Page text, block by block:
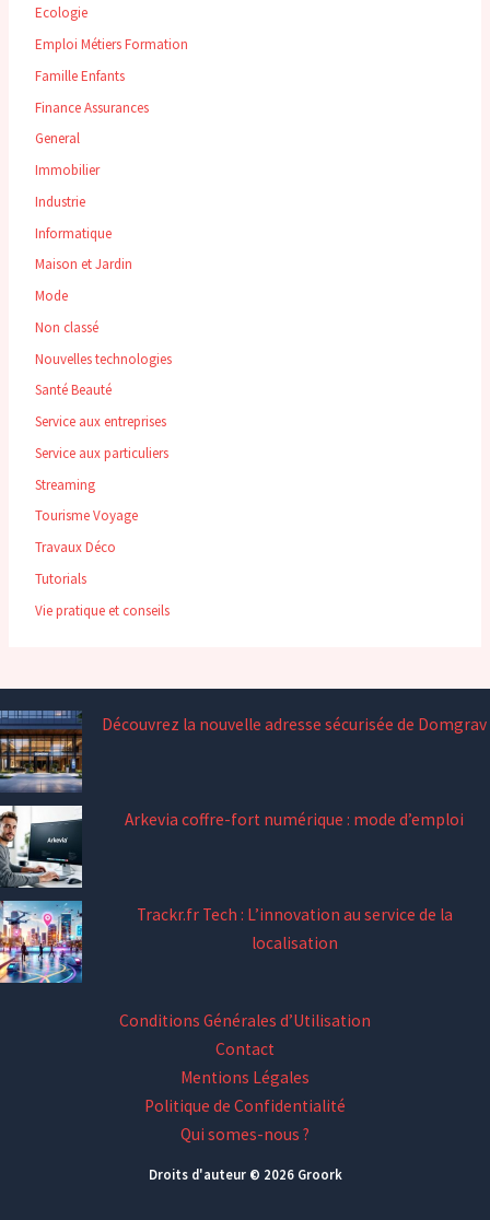
Ecologie
Emploi Métiers Formation
Famille Enfants
Finance Assurances
General
Immobilier
Industrie
Informatique
Maison et Jardin
Mode
Non classé
Nouvelles technologies
Santé Beauté
Service aux entreprises
Service aux particuliers
Streaming
Tourisme Voyage
Travaux Déco
Tutorials
Vie pratique et conseils
Découvrez la nouvelle adresse sécurisée de Domgrav
Arkevia coffre-fort numérique : mode d’emploi
Trackr.fr Tech : L’innovation au service de la
localisation
Conditions Générales d’Utilisation
Contact
Mentions Légales
Politique de Confidentialité
Qui somes-nous ?
Droits d'auteur © 2026 Groork